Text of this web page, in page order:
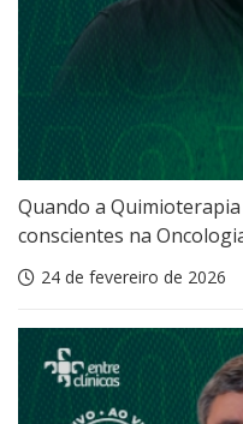
Quando a
conscientes na
24 de fevereiro de 2026